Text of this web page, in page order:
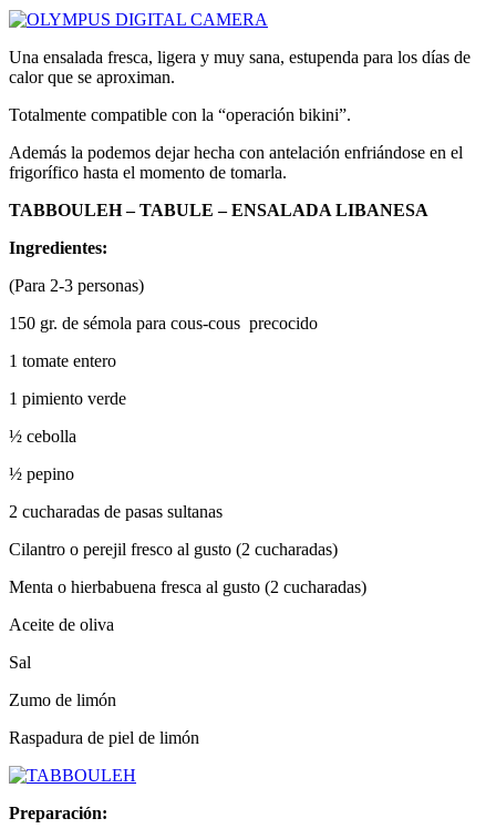
Una ensalada fresca, ligera y muy sana, estupenda para los días de
calor que se aproximan.
Totalmente compatible con la “operación bikini”.
Además la podemos dejar hecha con antelación enfriándose en el
frigorífico hasta el momento de tomarla.
TABBOULEH – TABULE – ENSALADA LIBANESA
Ingredientes:
(Para 2-3 personas)
150 gr. de sémola para cous-cous precocido
1 tomate entero
1 pimiento verde
½ cebolla
½ pepino
2 cucharadas de pasas sultanas
Cilantro o perejil fresco al gusto (2 cucharadas)
Menta o hierbabuena fresca al gusto (2 cucharadas)
Aceite de oliva
Sal
Zumo de limón
Raspadura de piel de limón
Preparación: